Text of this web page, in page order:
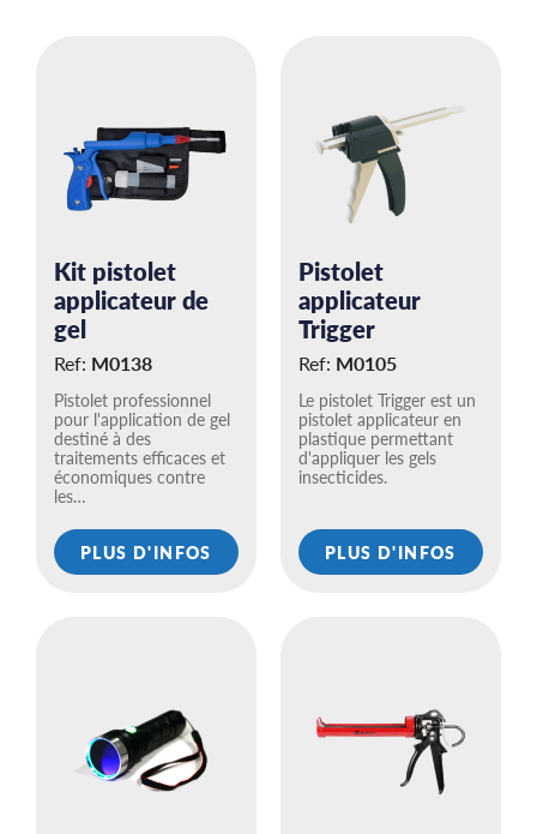
Kit pistolet
applicateur de
gel
Ref: M0138
Pistolet professionnel
pour l'application de gel
destiné à des
traitements efficaces et
économiques contre
les…
PLUS D'INFOS
Pistolet
applicateur
Trigger
Ref: M0105
Le pistolet Trigger est un
pistolet applicateur en
plastique permettant
d'appliquer les gels
insecticides.
PLUS D'INFOS